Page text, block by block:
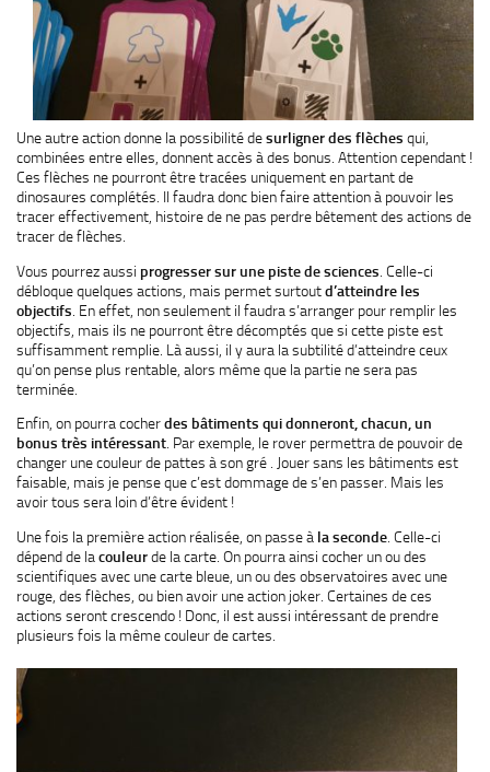
Une autre action donne la possibilité desurligner des flèches qui,
combinées entre elles, donnent accès à des bonus. Attention cependant !
Ces flèches ne pourront être tracées uniquement en partant de
dinosaures complétés. Il faudra donc bien faire attention à pouvoir les
tracer effectivement, histoire de ne pas perdre bêtement des actions de
tracer de flèches.
Vous pourrez aussi progresser sur une piste de sciences . Celle-ci
débloque quelques actions, mais permet surtoutd’atteindre les
objectifs . En effet, non seulement il faudra s’arranger pour remplir les
objectifs, mais ils ne pourront être décomptés que si cette piste est
suffisamment remplie. Là aussi, il y aura la subtilité d’atteindre ceux
qu’on pense plus rentable, alors même que la partie ne sera pas
terminée.
Enfin, on pourra cocherdes bâtiments qui donneront, chacun, un
bonus très intéressant. Par exemple, le rover permettra de pouvoir de
changer une couleur de pattes à son gré . Jouer sans les bâtiments est
faisable, mais je pense que c’est dommage de s’en passer. Mais les
avoir tous sera loin d’être évident !
Une fois la première action réalisée, on passe à la seconde . Celle-ci
dépend de la couleurde la carte. On pourra ainsi cocher un ou des
scientifiques avec une carte bleue, un ou des observatoires avec une
rouge, des flèches, ou bien avoir une action joker. Certaines de ces
actions seront crescendo ! Donc, il est aussi intéressant de prendre
plusieurs fois la même couleur de cartes.